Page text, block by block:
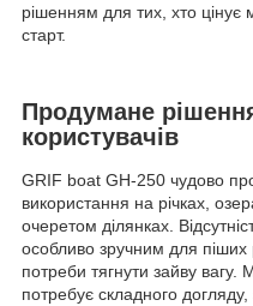
рішенням для тих, хто цінує
старт.
Продумане
користувачів
GRIF boat GH-250 чудово
використання на річках,
очеретом ділянках.
особливо зручним для
потреби тягнути зайву
потребує складного